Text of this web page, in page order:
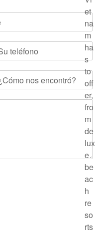
et
na
m
ha
s
to
off
er,
fro
m
de
lux
e
be
ac
h
re
so
rts